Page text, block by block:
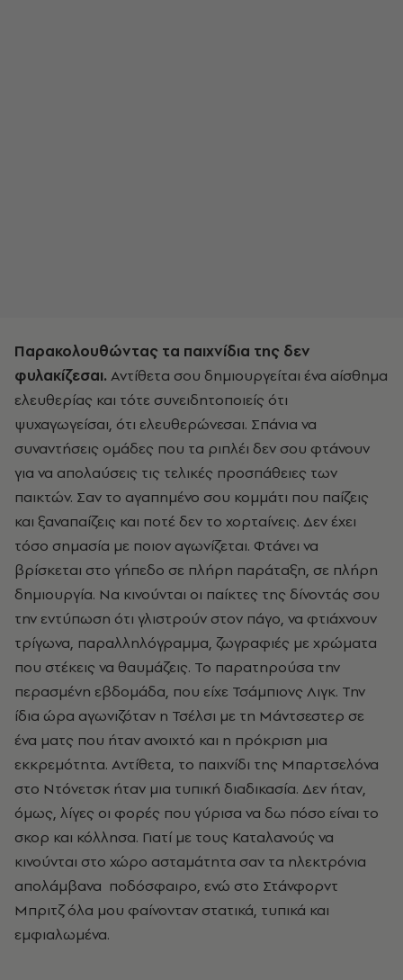
Παρακολουθώντας τα παιχνίδια της δεν
φυλακίζεσαι. Αντίθετα σου δημιουργείται ένα αίσθημα
ελευθερίας και τότε συνειδητοποιείς ότι
ψυχαγωγείσαι, ότι ελευθερώνεσαι. Σπάνια να
συναντήσεις ομάδες που τα ριπλέι δεν σου φτάνουν
για να απολαύσεις τις τελικές προσπάθειες των
παικτών. Σαν το αγαπημένο σου κομμάτι που παίζεις
και ξαναπαίζεις και ποτέ δεν το χορταίνεις. Δεν έχει
τόσο σημασία με ποιον αγωνίζεται. Φτάνει να
βρίσκεται στο γήπεδο σε πλήρη παράταξη, σε πλήρη
δημιουργία. Να κινούνται οι παίκτες της δίνοντάς σου
την εντύπωση ότι γλιστρούν στον πάγο, να φτιάχνουν
τρίγωνα, παραλληλόγραμμα, ζωγραφιές με χρώματα
που στέκεις να θαυμάζεις. Το παρατηρούσα την
περασμένη εβδομάδα, που είχε Τσάμπιονς Λιγκ. Την
ίδια ώρα αγωνιζόταν η Τσέλσι με τη Μάντσεστερ σε
ένα ματς που ήταν ανοιχτό και η πρόκριση μια
εκκρεμότητα. Αντίθετα, το παιχνίδι της Μπαρτσελόνα
στο Ντόνετσκ ήταν μια τυπική διαδικασία. Δεν ήταν,
όμως, λίγες οι φορές που γύρισα να δω πόσο είναι το
σκορ και κόλλησα. Γιατί με τους Καταλανούς να
κινούνται στο χώρο ασταμάτητα σαν τα ηλεκτρόνια
απολάμβανα ποδόσφαιρο, ενώ στο Στάνφορντ
Μπριτζ όλα μου φαίνονταν στατικά, τυπικά και
εμφιαλωμένα.